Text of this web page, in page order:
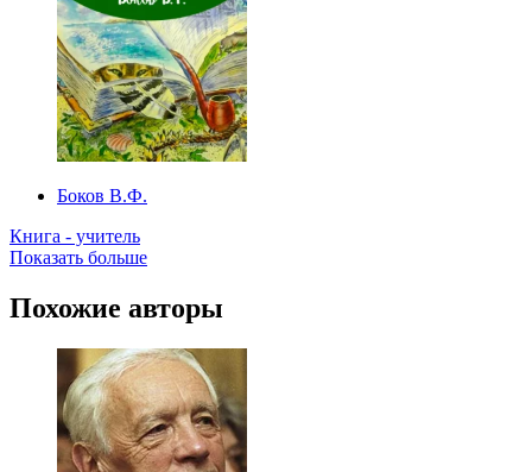
Боков В.Ф.
Книга - учитель
Показать больше
Похожие авторы